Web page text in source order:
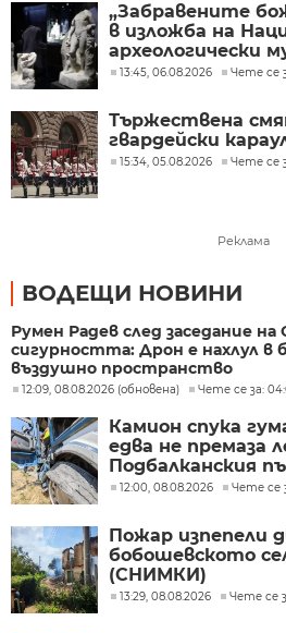
„Забравените
в изложба на
археологически
13:45, 06.08.2026 Чете се
Тържествена
гвардейски
15:34, 05.08.2026 Чете се
Реклама
ВОДЕЩИ НОВИНИ
Румен Радев след заседание
сигурността: Дрон е нахлул в
въздушно пространство
12:09, 08.08.2026 (обновена) Чете се за:
Камион спука
едва не премаза
Подбалканския
12:00, 08.08.2026 Чете се
Пожар изпепели
бобошевското
(СНИМКИ)
13:29, 08.08.2026 Чете се